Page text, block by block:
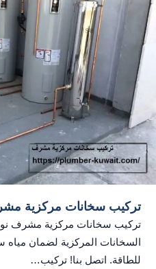
تركيب سخانات مركزية
تركيب سخانات مركزية مشرف
السخانات المركزية لضمان مياه
للطاقة. اتصل بنا! تركيب…